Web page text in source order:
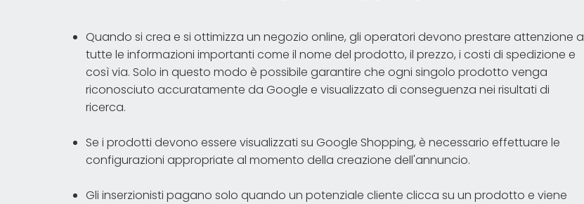
Quando si crea e si ottimizza un negozio online, gli operatori devono prestare attenzione a
tutte le informazioni importanti come il nome del prodotto, il prezzo, i costi di spedizione e
così via. Solo in questo modo è possibile garantire che ogni singolo prodotto venga
riconosciuto accuratamente da Google e visualizzato di conseguenza nei risultati di
ricerca.
Se i prodotti devono essere visualizzati su Google Shopping, è necessario effettuare le
configurazioni appropriate al momento della creazione dell'annuncio.
Gli inserzionisti pagano solo quando un potenziale cliente clicca su un prodotto e viene